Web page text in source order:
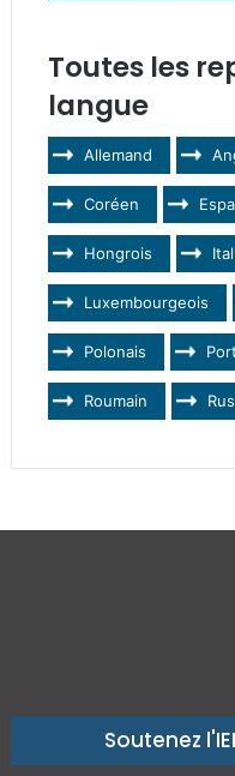
Toutes les
langue
Allemand
Coréen
Hongrois
Luxembourgeois
Polonais
Roumain
Soutenez